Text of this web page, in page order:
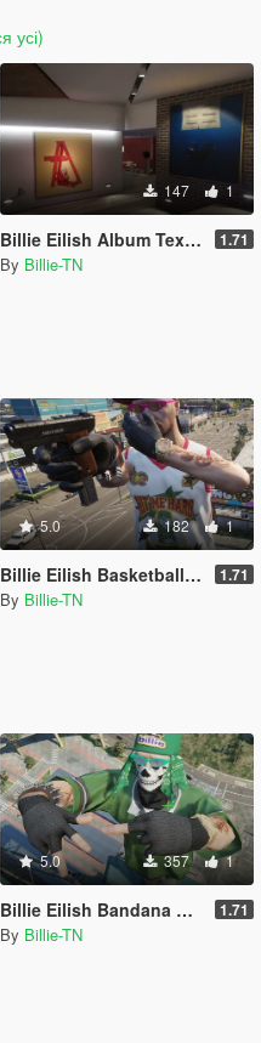
усі)
147 1
Billie Eilish Album Textures for Franklin's Home 1.71
By Billie-TN
5.0 182 1
Billie Eilish Basketball Jersey for MP Male 1.71
By Billie-TN
5.0 357 1
Billie Eilish Bandana Hats for MP Male 1.71
By Billie-TN